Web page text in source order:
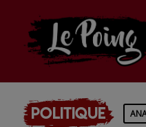
Politique